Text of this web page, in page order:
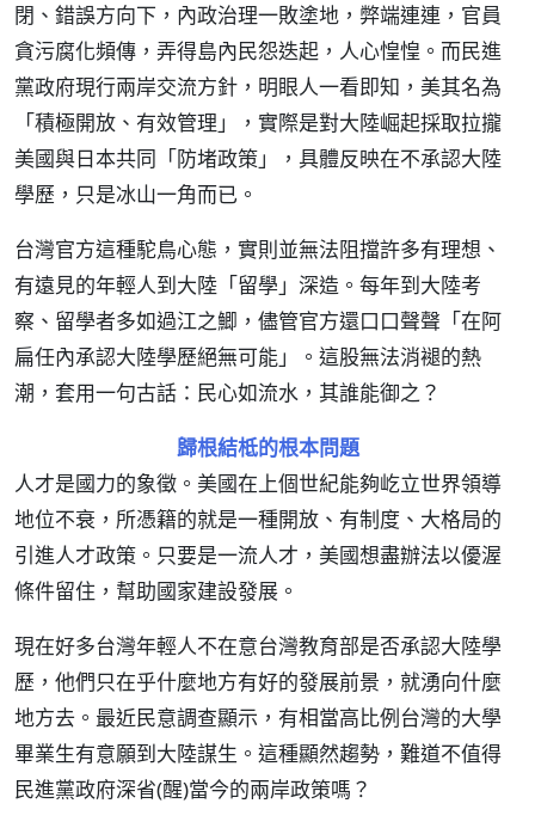
閉、錯誤方向下，內政治理一敗塗地，弊端連連，官員
貪污腐化頻傳，弄得島內民怨迭起，人心惶惶。而民進
黨政府現行兩岸交流方針，明眼人一看即知，美其名為
「積極開放、有效管理」，實際是對大陸崛起採取拉攏
美國與日本共同「防堵政策」，具體反映在不承認大陸
學歷，只是冰山一角而已。
台灣官方這種駝鳥心態，實則並無法阻擋許多有理想、
有遠見的年輕人到大陸「留學」深造。每年到大陸考
察、留學者多如過江之鯽，儘管官方還口口聲聲「在阿
扁任內承認大陸學歷絕無可能」。這股無法消褪的熱
潮，套用一句古話：民心如流水，其誰能御之？
歸根結柢的根本問題
人才是國力的象徵。美國在上個世紀能夠屹立世界領導
地位不衰，所憑籍的就是一種開放、有制度、大格局的
引進人才政策。只要是一流人才，美國想盡辦法以優渥
條件留住，幫助國家建設發展。
現在好多台灣年輕人不在意台灣教育部是否承認大陸學
歷，他們只在乎什麼地方有好的發展前景，就湧向什麼
地方去。最近民意調查顯示，有相當高比例台灣的大學
畢業生有意願到大陸謀生。這種顯然趨勢，難道不值得
民進黨政府深省(醒)當今的兩岸政策嗎？